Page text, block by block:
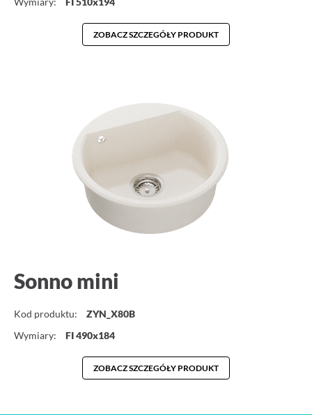
ZOBACZ SZCZEGÓŁY PRODUKT
Sonno mini
Kod produktu:
ZYN_X80B
Wymiary:
FI 490x184
ZOBACZ SZCZEGÓŁY PRODUKT